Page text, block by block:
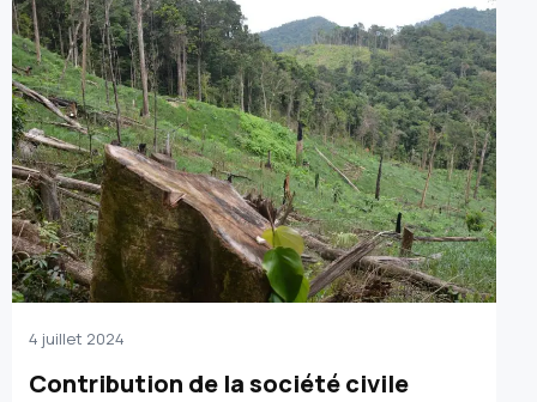
4 juillet 2024
Contribution de la société civile